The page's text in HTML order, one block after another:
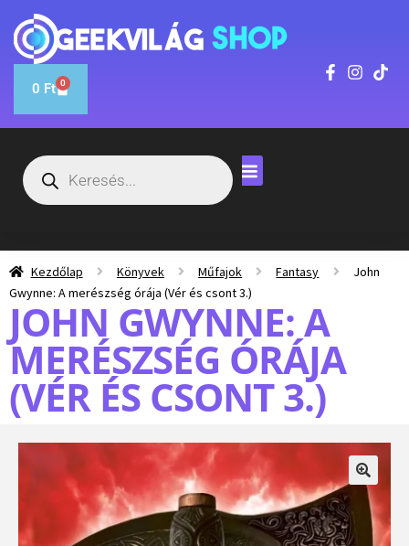
0 Ft 0
Kezdőlap Könyvek Műfajok Fantasy
John
Gwynne: A merészség órája (Vér és csont 3.)
JOHN GWYNNE: A
MERÉSZSÉG ÓRÁJA
(VÉR ÉS CSONT 3.)